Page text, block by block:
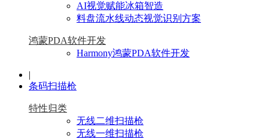
AI视觉赋能冰箱智造
料盘流水线动态视觉识别方案
鸿蒙PDA软件开发
Harmony鸿蒙PDA软件开发
|
条码扫描枪
特性归类
无线二维扫描枪
无线一维扫描枪